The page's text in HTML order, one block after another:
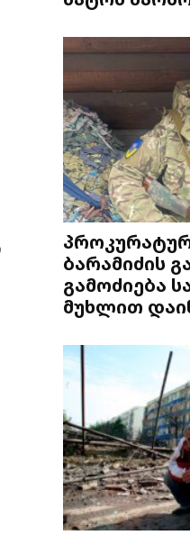
ბარამიძის
გამოძიება
მუხლით